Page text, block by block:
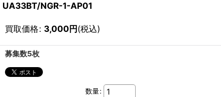
UA33BT/NGR-1-AP01
買取価格: 3,000円(税込)
募集数5枚
数量: